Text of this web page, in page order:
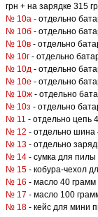
грн + на зарядке 315
№ 10а - отдельно
№ 10б - отдельно
№ 10в - отдельно
№ 10г - отдельно
№ 10д - отдельно
№ 10е - отдельно
№ 10ж - отдельно
№ 10з - отдельно
№ 11 - отдельно цепь
№ 12 - отдельно шина
№ 13 - отдельно
№ 14 - сумка для пилы
№ 15 - кобура-чехол
№ 16 - масло 40 грамм
№ 17 - масло 100
№ 18 - кейс для мини